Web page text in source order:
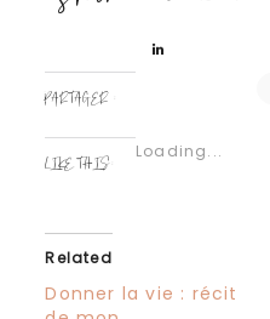
PARTAGER :
LIKE THIS:
Loading...
Related
Donner la vie : récit